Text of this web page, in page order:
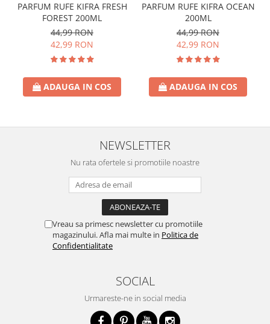
PARFUM RUFE KIFRA FRESH
FOREST 200ML
44,99 RON
42,99 RON
ADAUGA IN COS
PARFUM RUFE KIFRA OCEAN
200ML
44,99 RON
42,99 RON
ADAUGA IN COS
NEWSLETTER
Nu rata ofertele si promotiile noastre
Vreau sa primesc newsletter cu promotiile
magazinului. Afla mai multe in Politica de
Confidentialitate
SOCIAL
Urmareste-ne in social media